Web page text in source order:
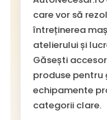
care vor să
întreținerea
atelierului și
Găsești
produse pentru
echipamente
categorii clare.